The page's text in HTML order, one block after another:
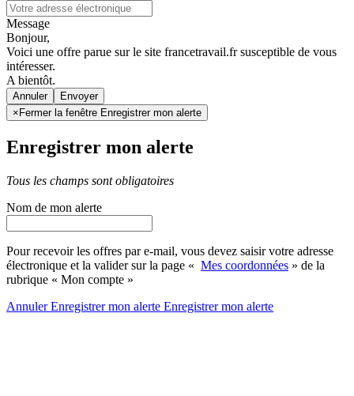
Message
Bonjour,
Voici une offre parue sur le site francetravail.fr susceptible de vous
intéresser.
A bientôt.
Annuler
× Fermer la fenêtre Enregistrer mon alerte
Enregistrer mon alerte
Tous les champs sont obligatoires
Nom de mon alerte
Pour recevoir les offres par e-mail, vous devez saisir votre adresse
électronique et la valider sur la page « Mes coordonnées » de la
rubrique « Mon compte »
AnnulerEnregistrer mon alerte Enregistrermon alerte